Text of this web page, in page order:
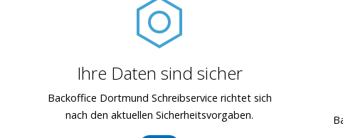
Ihre Daten sind sicher
Backoffice Dortmund Schreibservice richtet sich
nach den aktuellen Sicherheitsvorgaben.